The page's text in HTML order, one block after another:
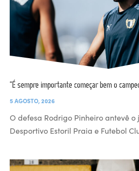
“É sempre importante começar bem o
5 AGOSTO, 2026
O defesa Rodrigo Pinheiro antevê
Desportivo Estoril Praia e Futebol